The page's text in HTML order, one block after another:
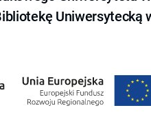
Uniwersytecką